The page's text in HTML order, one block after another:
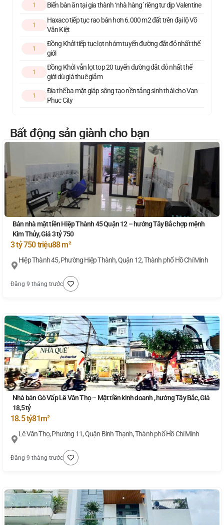
1 Biến bàn ăn tại gia thành ‘nhà hàng’ riêng tư dịp Valentine
1
Haxaco tiếp tục rao bán hơn 6.000 m2 đất trên đại lộ Võ
Văn Kiệt
1
Đồng Khởi tiếp tục lọt nhóm tuyến đường đắt đỏ nhất thế
giới
1
Đồng Khởi vẫn lọt top 20 tuyến đường đắt đỏ nhất thế
giới dù giá thuê giảm
1
Địa thế ba mặt giáp sông tạo nền tảng sinh thái cho Van
Phuc City
Bất động sản giành cho bạn
Bán nhà mặt tiền Hiệp Thành 45 Quận 12 – hướng Tây Bắc hợp mệnh
Kim Thủy, Giá 3 tỷ 750
3 tỷ 750 triệu88 m²
Hiệp Thành 45, Phường Hiệp Thành, Quận 12, Thành phố Hồ Chí Minh
Đăng 9 tháng trước
Nhà bán Gò Vấp Lê Văn Thọ – Mặt tiền kinh doanh , hướng Tây Bắc, Giá
18,5 tỷ
18.5 tỷ81m²
Lê Văn Thọ, Phường 11, Quận Bình Thạnh, Thành phố Hồ Chí Minh
Đăng 9 tháng trước